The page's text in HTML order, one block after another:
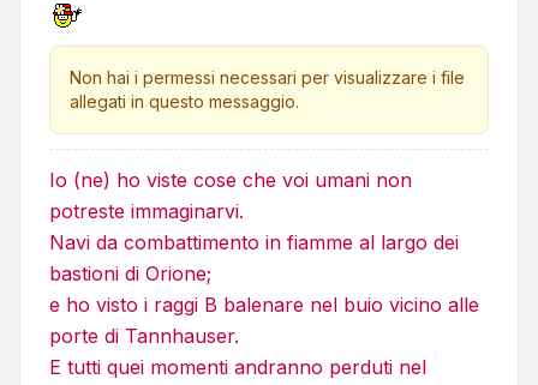
Non hai i permessi necessari per visualizzare i file
allegati in questo messaggio.
Io (ne) ho viste cose che voi umani non
potreste immaginarvi.
Navi da combattimento in fiamme al largo dei
bastioni di Orione;
e ho visto i raggi B balenare nel buio vicino alle
porte di Tannhauser.
E tutti quei momenti andranno perduti nel